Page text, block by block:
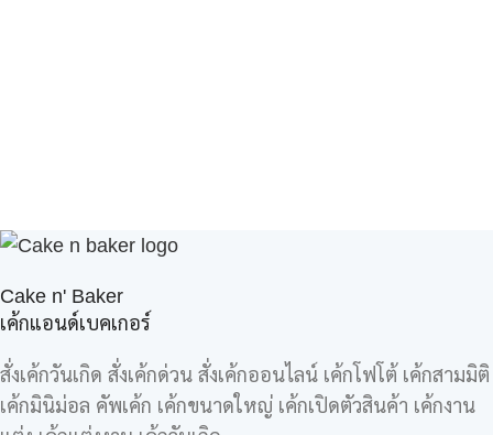
Cake n' Baker
เค้กแอนด์เบคเกอร์
สั่งเค้กวันเกิด สั่งเค้กด่วน สั่งเค้กออนไลน์ เค้กโฟโต้ เค้กสามมิติ
เค้กมินิม่อล คัพเค้ก เค้กขนาดใหญ่ เค้กเปิดตัวสินค้า เค้กงาน